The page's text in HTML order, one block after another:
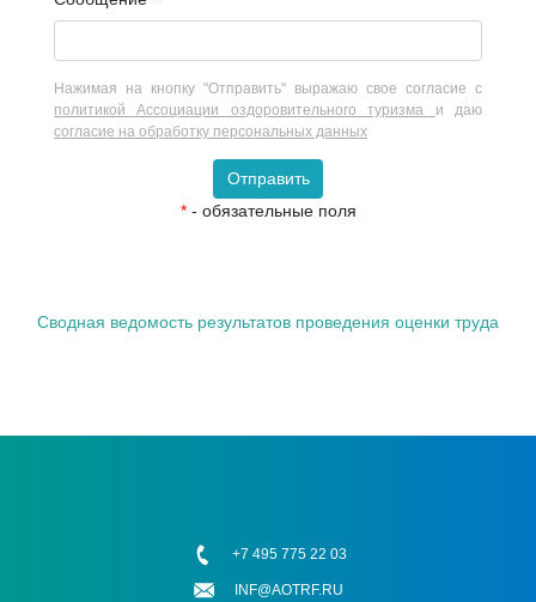
Нажимая на кнопку "Отправить" выражаю свое согласие с
политикой Ассоциации оздоровительного туризма и даю
согласие на обработку персональных данных
Отправить
*- обязательные поля
Сводная ведомость результатов проведения оценки труда
+7 495 775 22 03
INF@AOTRF.RU